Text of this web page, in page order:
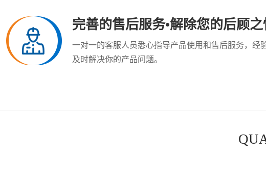
完善的售后服务•解除您的后顾之
一对一的客服人员悉心指导产品使用和售后服务，经
及时解决你的产品问题。